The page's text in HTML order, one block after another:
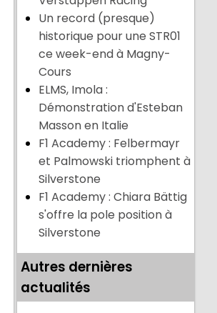
Un record (presque)
historique pour une STR01
ce week-end à Magny-
Cours
ELMS, Imola :
Démonstration d'Esteban
Masson en Italie
F1 Academy : Felbermayr
et Palmowski triomphent à
Silverstone
F1 Academy : Chiara Bättig
s'offre la pole position à
Silverstone
Autres dernières
actualités